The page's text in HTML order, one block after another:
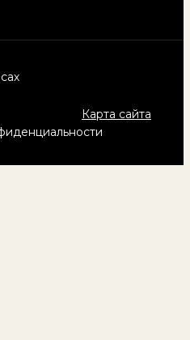
Карта сайта